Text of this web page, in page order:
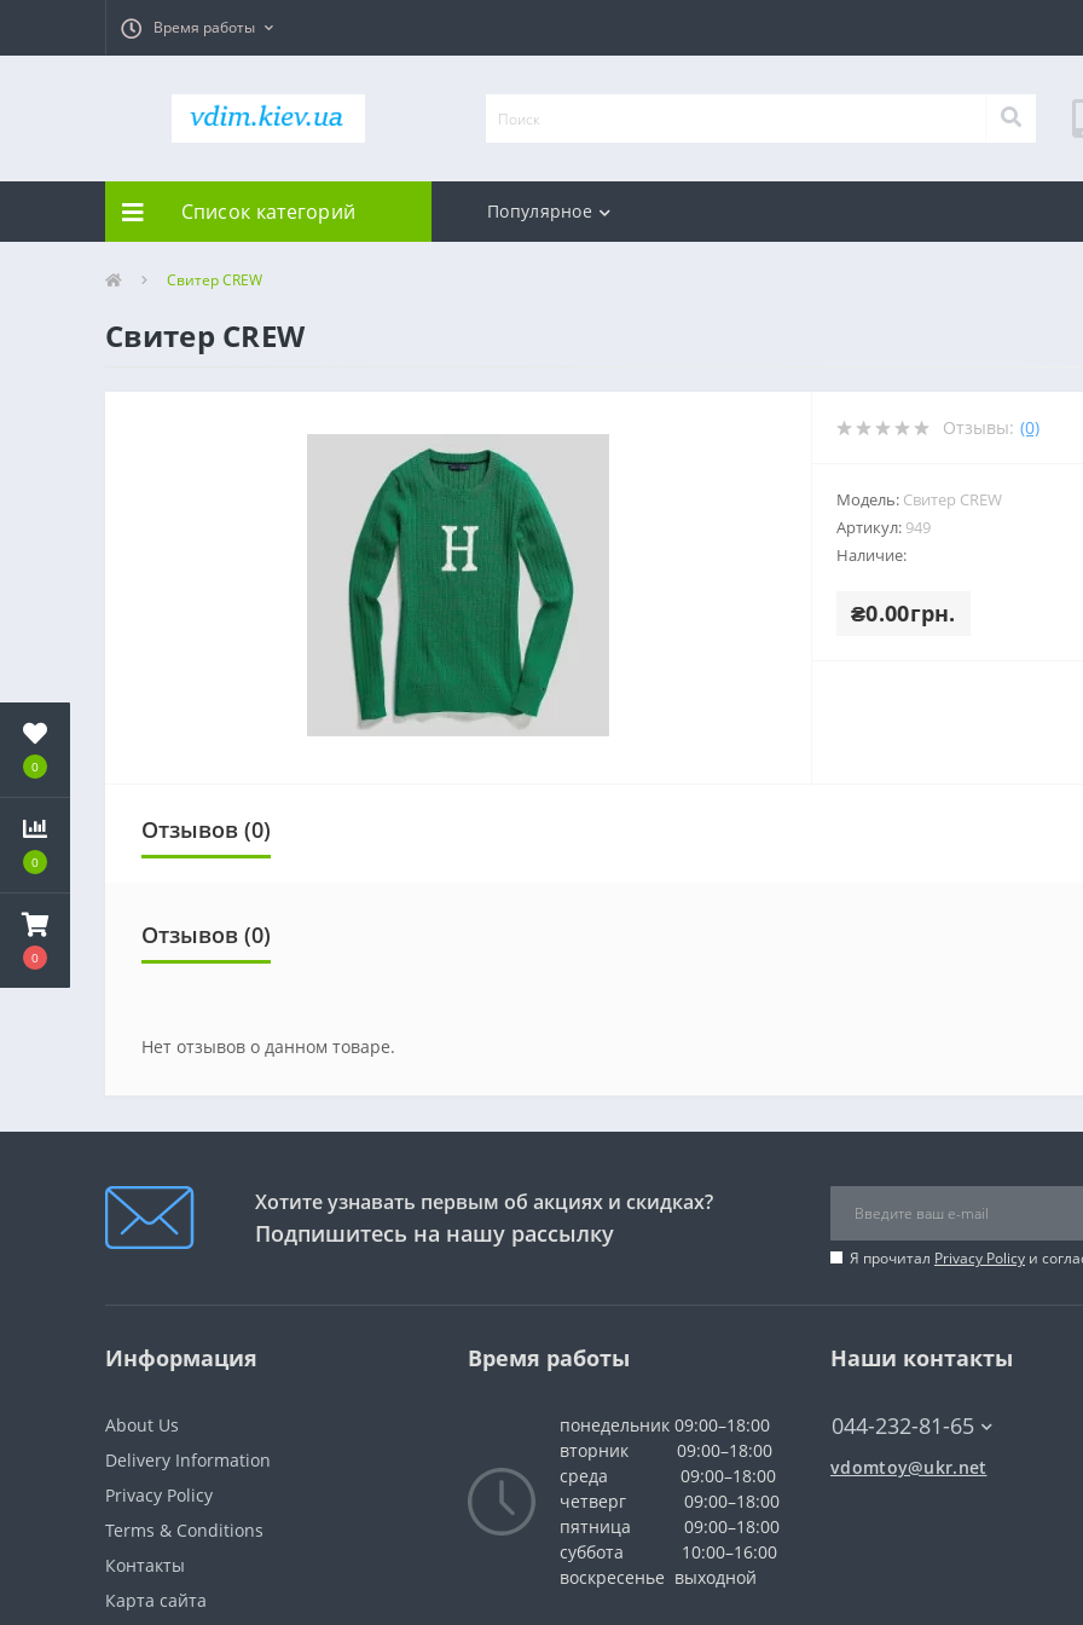
0
0
0
Время работы
Список категорий Популярное
Свитер CREW
Свитер CREW
Отзывы: (0)
Модель: Свитер CREW
Артикул: 949
Наличие:
₴0.00грн.
Отзывов (0)
Отзывов (0)
Нет отзывов о данном товаре.
Хотите узнавать первым об акциях и скидках?
Подпишитесь на нашу рассылку
Я прочитал Privacy Policy и
Информация
About Us
Delivery Information
Privacy Policy
Terms & Conditions
Контакты
Карта сайта
Время работы
понедельник 09:00–18:00
вторник 09:00–18:00
среда 09:00–18:00
четверг 09:00–18:00
пятница 09:00–18:00
суббота 10:00–16:00
воскресенье выходной
Наши контакты
044-232-81-65
vdomtoy@ukr.net